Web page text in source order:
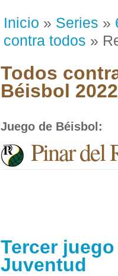
Inicio » Series »
contra todos »
Todos
Béisbol 2022
Juego de Béisbol :
Pinar del
Tercer
Juventud